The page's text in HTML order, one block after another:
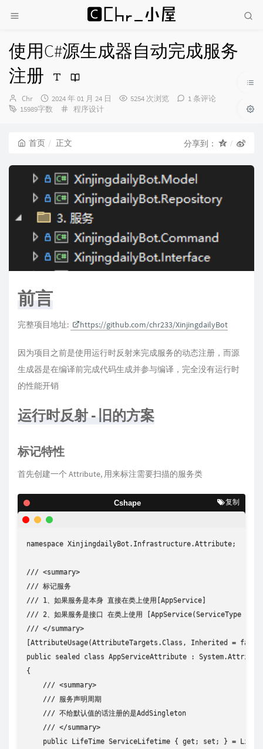
使用C#源生成器自动完成服务
注册
博
主：
Chr
发
布
2024 年 01 月 24 日 5254 次浏览
1 条评论
15989字数
分
程序设计
首页 正文 分享到：
前言
完整项目地址: https://github.com/chr233/XinjingdailyBot
因为项目之前是使用运行时反射来完成服务的动态注册，而源
生成器是在编译前完成代码生成并参与编译，完全没有运行时
的性能开销
运行时反射 - 旧的方案
标记特性
首先创建一个 Attribute, 用来标注需要扫描的服务类
namespace XinjingdailyBot.Infrastructure.Attribute;
/// <summary>
/// 标记服务
/// 1、如果服务是本身 直接在类上使用[AppService]
/// 2、如果服务是接口 在类上使用 [AppService(ServiceType =
/// </summary>
[AttributeUsage(AttributeTargets.Class, Inherited =
public sealed class AppServiceAttribute :
{
    /// <summary>
    /// 服务声明周期
    /// 不给默认值的话注册的是AddSingleton
    /// </summary>
public LifeTime ServiceLifetime { get; set; } =
Cshape 复制